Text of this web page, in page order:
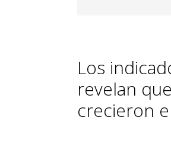
Los
revelan
crecieron